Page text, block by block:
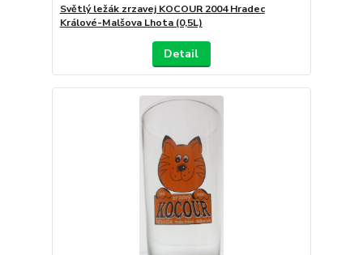
Světlý ležák zrzavej KOCOUR 2004 Hradec
Králové-Malšova Lhota (0,5L)
Detail